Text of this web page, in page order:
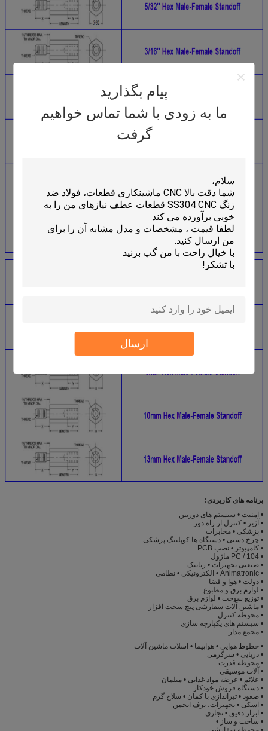
پیام بگذارید
ما به زودی با شما تماس خواهیم
گرفت
ارسال
برنامه های کاربردی:
• امنیت • سیستم های دوربین
• آژیر • کنترل از راه دور
• پزشکی • مخابرات
• چرخ دستی • دستگاه ها کوپلینگ پزشکی
• کامپیوتر • نصب PCB
• PC / 104 ماژول
• صنعتی تجهیزات • رباتیک
• Animatronic • الکترونیکی • نظامی
• دولت • هوا و فضا
• لوازم برق و مطبوع
• توزیع سوخت • لوازم برق
• ماشین آلات سفارشی پیچ سخت افزار
• محوطه کنترل
• سیستم های یکپارچه سازی
• مجمع مدار
• خطوط هوایی • هواپیما • اسلات ماشین آلات
• دریایی • سرگرمی
• محوطه قدرت
• آلات موسیقی
• علائم • عرضه مواد غذایی • مبلمان
• دستگاه فروش خودکار
• صعود • تیراندازی با کمان • سلاح گرم
• اسکی • تجهیزات، برف انجمن
• ابزار دقیق • تجاری
• ساخت و ساز •